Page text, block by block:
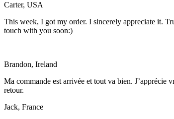
Carter, USA
This week, I got my order. I sincerely appreciate it.
touch with you soon:)
Brandon, Ireland
Ma commande est arrivée et tout va bien. J’apprécie
retour.
Jack, France